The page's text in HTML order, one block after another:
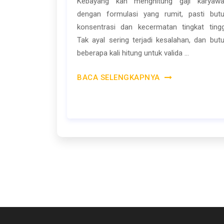
dengan formulasi yang rumit, pasti
konsentrasi dan kecermatan tingkat
Tak ayal sering terjadi kesalahan, dan
beberapa kali hitung untuk valida ...
BACA SELENGKAPNYA